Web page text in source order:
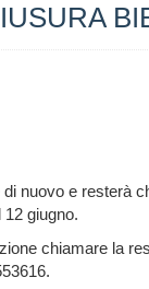
nuovo e resterà
giugno.
chiamare la